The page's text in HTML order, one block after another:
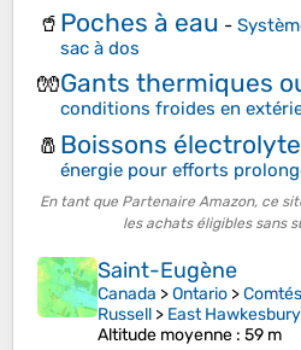
🥤 Poches à eau -
sac à dos
🧤Gants thermiques
conditions froides en
🧂 Boissons
énergie pour efforts
En tant que Partenaire Amazon, ce
les achats éligibles sans
Saint-Eugène
Canada >Ontario >
Russell > East Hawkesbury
Altitude moyenne : 59 m